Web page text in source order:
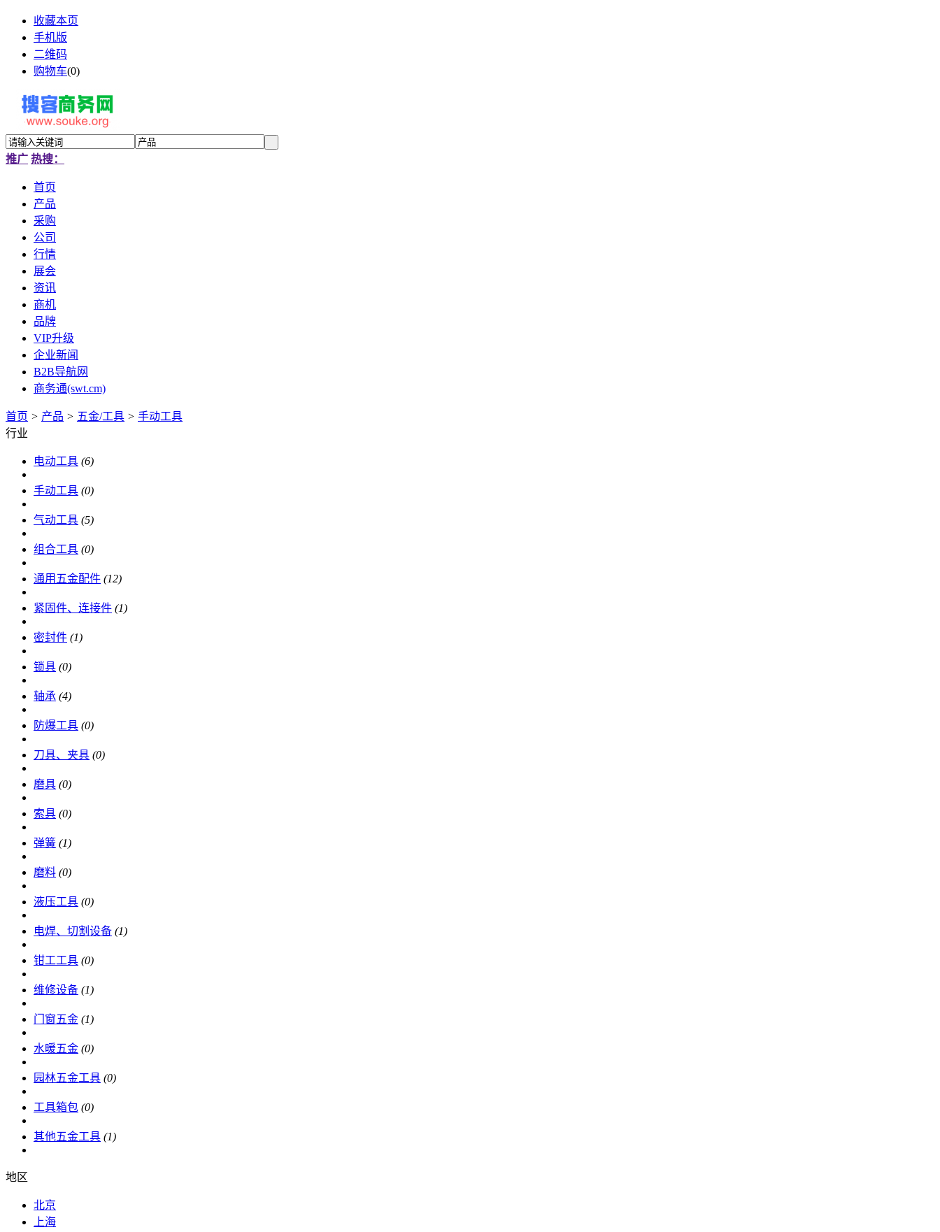
收藏本页
手机版
二维码
购物车(0)
推广 热搜：
首页
产品
采购
公司
行情
展会
资讯
商机
品牌
VIP升级
企业新闻
B2B导航网
商务通(swt.cm)
首页 > 产品 > 五金/工具 > 手动工具
行业
电动工具 (6)
手动工具 (0)
气动工具 (5)
组合工具 (0)
通用五金配件 (12)
紧固件、连接件 (1)
密封件 (1)
锁具 (0)
轴承 (4)
防爆工具 (0)
刀具、夹具 (0)
磨具 (0)
索具 (0)
弹簧 (1)
磨料 (0)
液压工具 (0)
电焊、切割设备 (1)
钳工工具 (0)
维修设备 (1)
门窗五金 (1)
水暖五金 (0)
园林五金工具 (0)
工具箱包 (0)
其他五金工具 (1)
地区
北京
上海